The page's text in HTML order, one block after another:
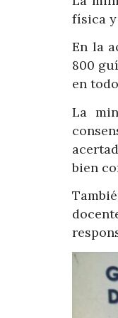
física
En la
800
en
La
bien